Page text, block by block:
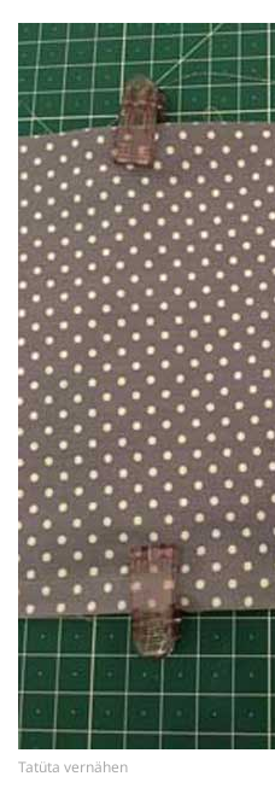
Tatüta vernähen